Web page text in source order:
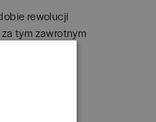
rewolucji
tym zawrotnym